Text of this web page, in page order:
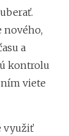
nového,
a
kontrolu
viete
využiť